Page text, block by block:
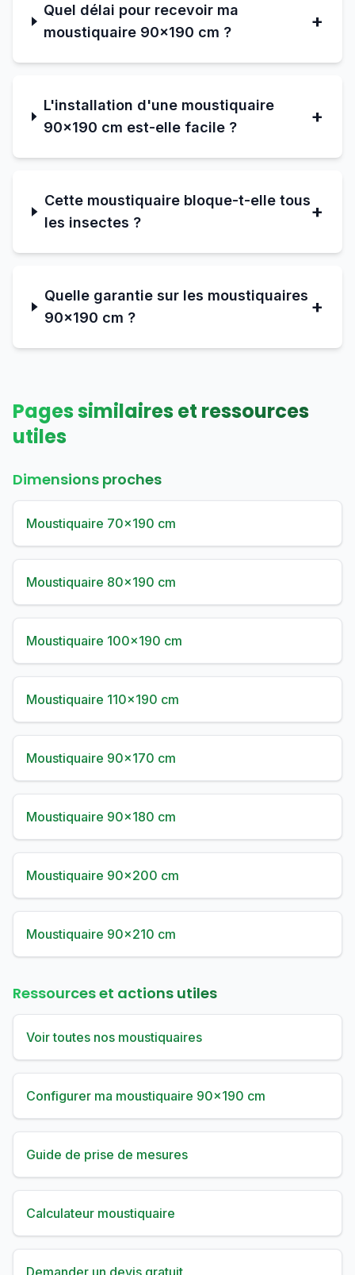
Quel délai pour recevoir ma
moustiquaire 90×190 cm ?
+
L'installation d'une moustiquaire
90×190 cm est-elle facile ?
+
Cette moustiquaire bloque-t-elle tous
les insectes ?
+
Quelle garantie sur les moustiquaires
90×190 cm ?
+
Pages similaires et ressources
utiles
Dimensions proches
Moustiquaire 70×190 cm
Moustiquaire 80×190 cm
Moustiquaire 100×190 cm
Moustiquaire 110×190 cm
Moustiquaire 90×170 cm
Moustiquaire 90×180 cm
Moustiquaire 90×200 cm
Moustiquaire 90×210 cm
Ressources et actions utiles
Voir toutes nos moustiquaires
Configurer ma moustiquaire 90×190 cm
Guide de prise de mesures
Calculateur moustiquaire
Demander un devis gratuit